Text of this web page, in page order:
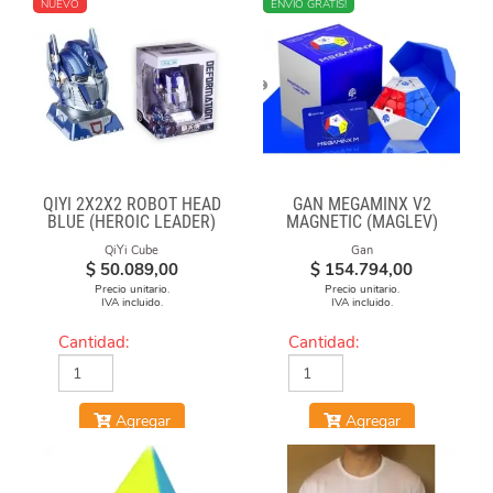
NUEVO
QIYI 2X2X2 ROBOT HEAD
BLUE (HEROIC LEADER)
QiYi Cube
$ 50.089,00
Precio unitario.
IVA incluido.
Cantidad:
Agregar
NUEVO
ENVÍO GRATIS!
GAN MEGAMINX V2
MAGNETIC (MAGLEV)
Gan
$ 154.794,00
Precio unitario.
IVA incluido.
Cantidad:
Agregar